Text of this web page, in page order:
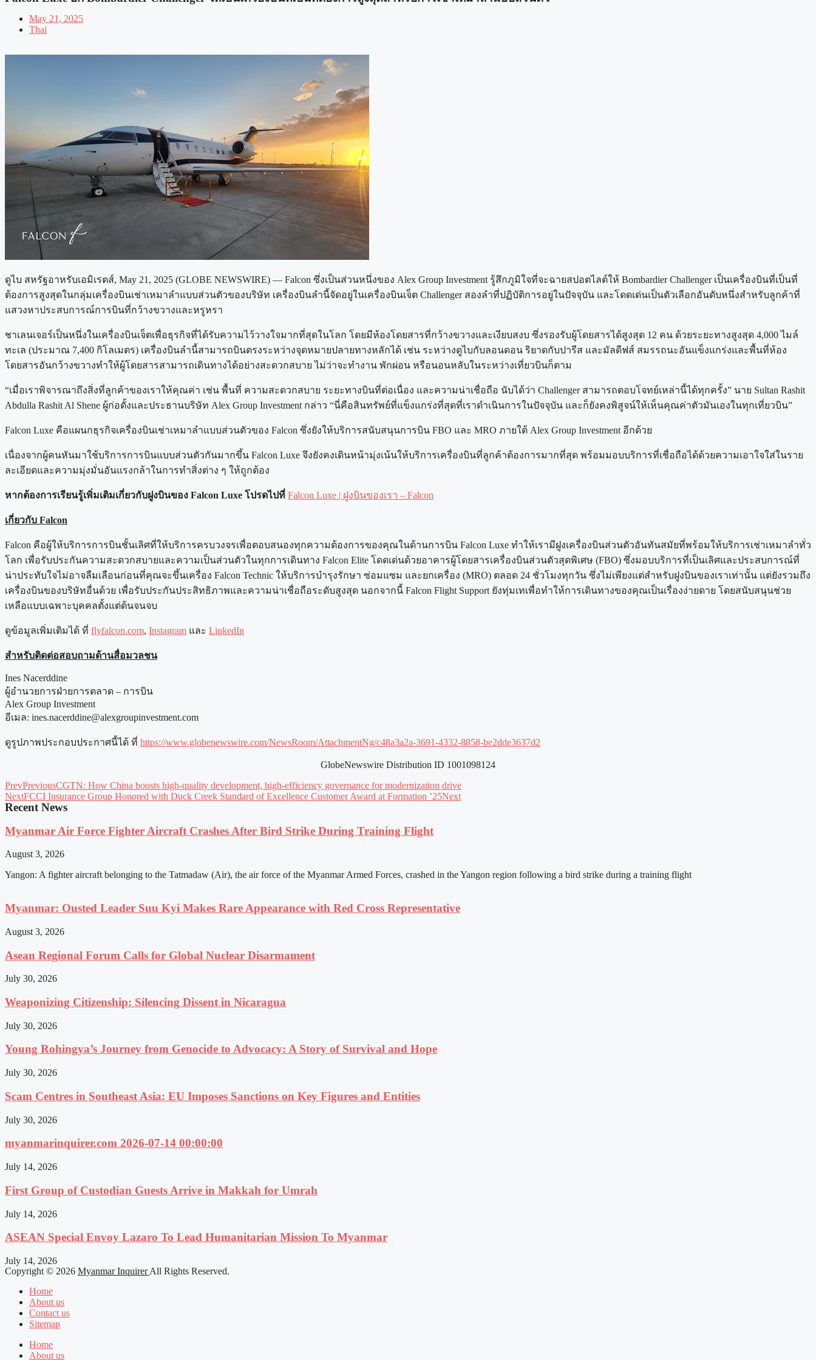
May 21, 2025
Thai
ดูไบ สหรัฐอาหรับเอมิเรตส์, May 21, 2025 (GLOBE NEWSWIRE) — Falcon ซึ่งเป็นส่วนหนึ่งของ Alex Group Investment รู้สึกภูมิใจที่จะฉายสปอตไลต์ให้ Bombardier Challenger เป็นเครื่องบินที่เป็นที่
ต้องการสูงสุดในกลุ่มเครื่องบินเช่าเหมาลำแบบส่วนตัวของบริษัท เครื่องบินลำนี้จัดอยู่ในเครื่องบินเจ็ต Challenger สองลำที่ปฏิบัติการอยู่ในปัจจุบัน และโดดเด่นเป็นตัวเลือกอันดับหนึ่งสำหรับลูกค้าที่
แสวงหาประสบการณ์การบินที่กว้างขวางและหรูหรา
ชาเลนเจอร์เป็นหนึ่งในเครื่องบินเจ็ตเพื่อธุรกิจที่ได้รับความไว้วางใจมากที่สุดในโลก โดยมีห้องโดยสารที่กว้างขวางและเงียบสงบ ซึ่งรองรับผู้โดยสารได้สูงสุด 12 คน ด้วยระยะทางสูงสุด 4,000 ไมล์
ทะเล (ประมาณ 7,400 กิโลเมตร) เครื่องบินลำนี้สามารถบินตรงระหว่างจุดหมายปลายทางหลักได้ เช่น ระหว่างดูไบกับลอนดอน ริยาดกับปารีส และมัลดีฟส์ สมรรถนะอันแข็งแกร่งและพื้นที่ห้อง
โดยสารอันกว้างขวางทำให้ผู้โดยสารสามารถเดินทางได้อย่างสะดวกสบาย ไม่ว่าจะทำงาน พักผ่อน หรือนอนหลับในระหว่างเที่ยวบินก็ตาม
“เมื่อเราพิจารณาถึงสิ่งที่ลูกค้าของเราให้คุณค่า เช่น พื้นที่ ความสะดวกสบาย ระยะทางบินที่ต่อเนื่อง และความน่าเชื่อถือ นับได้ว่า Challenger สามารถตอบโจทย์เหล่านี้ได้ทุกครั้ง” นาย Sultan Rashit
Abdulla Rashit Al Shene ผู้ก่อตั้งและประธานบริษัท Alex Group Investment กล่าว “นี่คือสินทรัพย์ที่แข็งแกร่งที่สุดที่เราดำเนินการในปัจจุบัน และก็ยังคงพิสูจน์ให้เห็นคุณค่าตัวมันเองในทุกเที่ยวบิน”
Falcon Luxe คือแผนกธุรกิจเครื่องบินเช่าเหมาลำแบบส่วนตัวของ Falcon ซึ่งยังให้บริการสนับสนุนการบิน FBO และ MRO ภายใต้ Alex Group Investment อีกด้วย
เนื่องจากผู้คนหันมาใช้บริการการบินแบบส่วนตัวกันมากขึ้น Falcon Luxe จึงยังคงเดินหน้ามุ่งเน้นให้บริการเครื่องบินที่ลูกค้าต้องการมากที่สุด พร้อมมอบบริการที่เชื่อถือได้ด้วยความเอาใจใส่ในราย
ละเอียดและความมุ่งมั่นอันแรงกล้าในการทำสิ่งต่าง ๆ ให้ถูกต้อง
หากต้องการเรียนรู้เพิ่มเติมเกี่ยวกับฝูงบินของ Falcon Luxe โปรดไปที่ Falcon Luxe | ฝูงบินของเรา – Falcon
เกี่ยวกับ Falcon
Falcon คือผู้ให้บริการการบินชั้นเลิศที่ให้บริการครบวงจรเพื่อตอบสนองทุกความต้องการของคุณในด้านการบิน Falcon Luxe ทำให้เรามีฝูงเครื่องบินส่วนตัวอันทันสมัยที่พร้อมให้บริการเช่าเหมาลำทั่ว
โลก เพื่อรับประกันความสะดวกสบายและความเป็นส่วนตัวในทุกการเดินทาง Falcon Elite โดดเด่นด้วยอาคารผู้โดยสารเครื่องบินส่วนตัวสุดพิเศษ (FBO) ซึ่งมอบบริการที่เป็นเลิศและประสบการณ์ที่
น่าประทับใจไม่อาจลืมเลือนก่อนที่คุณจะขึ้นเครื่อง Falcon Technic ให้บริการบำรุงรักษา ซ่อมแซม และยกเครื่อง (MRO) ตลอด 24 ชั่วโมงทุกวัน ซึ่งไม่เพียงแต่สำหรับฝูงบินของเราเท่านั้น แต่ยังรวมถึง
เครื่องบินของบริษัทอื่นด้วย เพื่อรับประกันประสิทธิภาพและความน่าเชื่อถือระดับสูงสุด นอกจากนี้ Falcon Flight Support ยังทุ่มเทเพื่อทำให้การเดินทางของคุณเป็นเรื่องง่ายดาย โดยสนับสนุนช่วย
เหลือแบบเฉพาะบุคคลตั้งแต่ต้นจนจบ
ดูข้อมูลเพิ่มเติมได้ ที่ flyfalcon.com, Instagram และ LinkedIn
สำหรับติดต่อสอบถามด้านสื่อมวลชน
Ines Nacerddine
ผู้อำนวยการฝ่ายการตลาด – การบิน
Alex Group Investment
อีเมล: ines.nacerddine@alexgroupinvestment.com
ดูรูปภาพประกอบประกาศนี้ได้ ที่ https://www.globenewswire.com/NewsRoom/AttachmentNg/c48a3a2a-3691-4332-8858-be2dde3637d2
GlobeNewswire Distribution ID 1001098124
PrevPreviousCGTN: How China boosts high-quality development, high-efficiency governance for modernization drive
NextFCCI Insurance Group Honored with Duck Creek Standard of Excellence Customer Award at Formation ’25Next
Recent News
Myanmar Air Force Fighter Aircraft Crashes After Bird Strike During Training Flight
August 3, 2026
Yangon: A fighter aircraft belonging to the Tatmadaw (Air), the air force of the Myanmar Armed Forces, crashed in the Yangon region following a bird strike during a training flight
Myanmar: Ousted Leader Suu Kyi Makes Rare Appearance with Red Cross Representative
August 3, 2026
Asean Regional Forum Calls for Global Nuclear Disarmament
July 30, 2026
Weaponizing Citizenship: Silencing Dissent in Nicaragua
July 30, 2026
Young Rohingya’s Journey from Genocide to Advocacy: A Story of Survival and Hope
July 30, 2026
Scam Centres in Southeast Asia: EU Imposes Sanctions on Key Figures and Entities
July 30, 2026
myanmarinquirer.com 2026-07-14 00:00:00
July 14, 2026
First Group of Custodian Guests Arrive in Makkah for Umrah
July 14, 2026
ASEAN Special Envoy Lazaro To Lead Humanitarian Mission To Myanmar
July 14, 2026
Copyright © 2026 Myanmar InquirerAll Rights Reserved.
Home
About us
Contact us
Sitemap
Home
About us